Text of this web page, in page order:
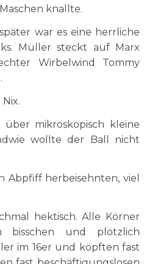
knallte.
war es eine herrliche
Müller steckt auf Marx
Wirbelwind Tommy
mikroskopisch kleine
wollte der Ball nicht
Abpfiff herbeisehnten, viel
hektisch. Alle Körner
bisschen und plötzlich
im 16er und köpften fast